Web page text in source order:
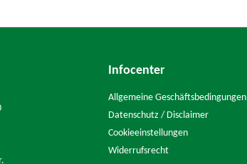
.
Infocenter
Allgemeine Geschäftsbedingungen
Datenschutz / Disclaimer
Cookieeinstellungen
Widerrufsrecht